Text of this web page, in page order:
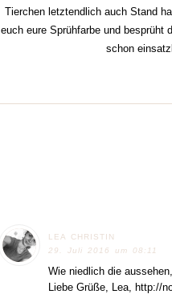
Tierchen letztendlich auch Stand
euch eure Sprühfarbe und besprüht
schon
LEA CHRISTIN
29. Juli 2016 um 08:11
Wie niedlich die
Liebe Grüße, Lea, http://